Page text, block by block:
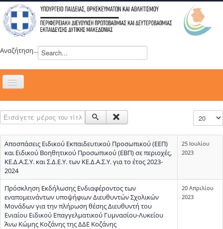
Αναζήτηση...
Εναλλαγή
ΝΕΑ
ΣΥΜΒΟΥΛΙΑ
ΕΥΡΩΠΑΪΚΑ ΠΡΟΓΡΑΜΜΑΤΑ
ΜΑΘΗΤΕΙΑ
ΔΡΑΣΕΙΣ
ΕΠΙΚΟΙΝΩΝΙΑ
ΕΞ ΑΠΟΣΤΑΣΕΩΣ ΕΚΠΑΙΔΕΥΣΗ
Εισάγετε μέρος του τίτλου.
Αποσπάσεις Ειδικού Εκπαιδευτικού Προσωπικού (ΕΕΠ)
και Ειδικού Βοηθητικού Προσωπικού (ΕΒΠ) σε περιοχές,
ΚΕ.Δ.Α.Σ.Υ. και Σ.Δ.Ε.Υ. των ΚΕ.Δ.Α.Σ.Υ. για το έτος 2023-
2024
25 Ιουλίου
2023
Πρόσκληση Εκδήλωσης Ενδιαφέροντος των
εναπομεινάντων υποψήφιων Διευθυντών Σχολικών
Μονάδων για την πλήρωση θέσης Διευθυντή του
Ενιαίου Ειδικού Επαγγελματικού Γυμνασίου-Λυκείου
Άνω Κώμης Κοζάνης της ΔΔΕ Κοζάνης
20 Απριλίου
2023